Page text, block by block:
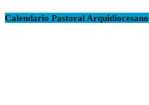
Calendario Pastoral